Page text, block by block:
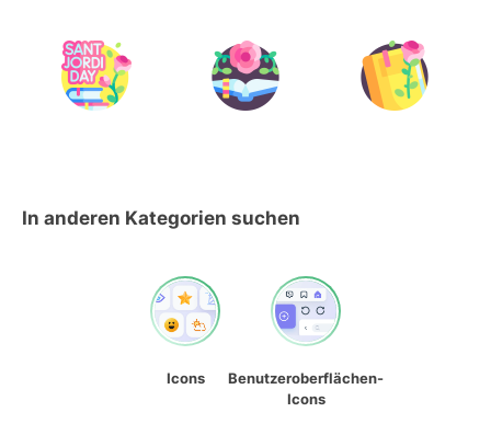
In anderen Kategorien suchen
Icons
Benutzeroberflächen-
Icons